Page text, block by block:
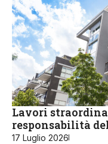
Lavori
responsabilità
17 Luglio 2026